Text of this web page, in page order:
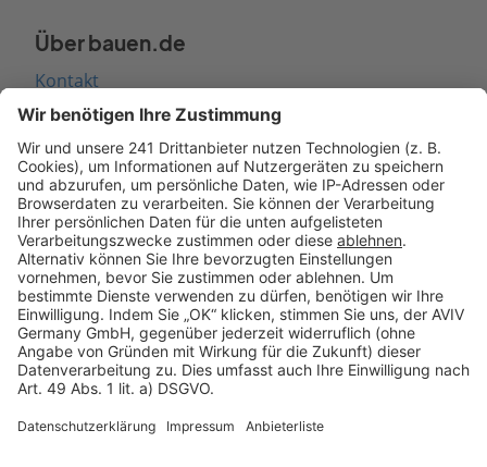
Über bauen.de
Kontakt
Seitenaufbau
Barrierefreiheit
Cookie Einstellungen
Rechtliches
AGB-Übersicht
Datenschutz
Impressum